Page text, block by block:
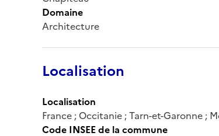
Domaine
Architecture
Localisation
Localisation
France ; Occitanie ; Tarn-et-Garonne ;
Code INSEE de la commune